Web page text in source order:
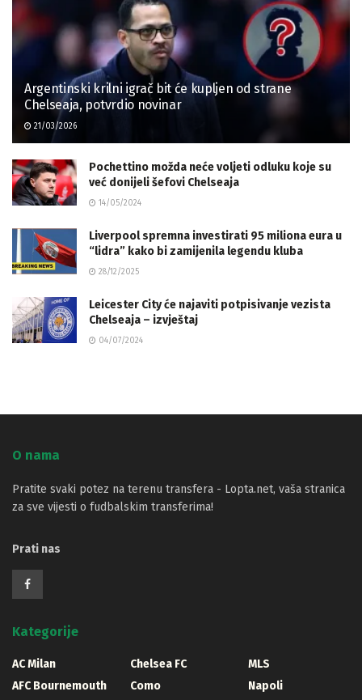
Argentinski krilni igrač bit će kupljen od strane
Chelseaja, potvrdio novinar
21/03/2026
Pochettino možda neće voljeti odluku koje su
već donijeli šefovi Chelseaja
14/05/2024
Liverpool spremna investirati 95 miliona eura u
“lidra” kako bi zamijenila legendu kluba
28/12/2025
Leicester City će najaviti potpisivanje vezista
Chelseaja – izvještaj
04/07/2024
O nama
Pratite svaki potez na terenu transfera - Lopta.net, vaša stranica
za sve vijesti o fudbalskim transferima!
Prati nas
Kategorije
AC Milan
AFC Bournemouth
Chelsea FC
Como
MLS
Napoli